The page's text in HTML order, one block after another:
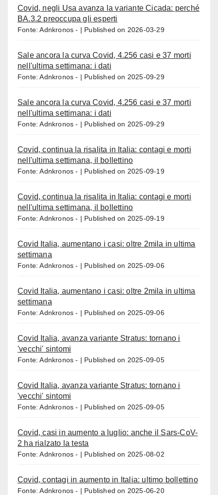
Covid, negli Usa avanza la variante Cicada: perché
BA.3.2 preoccupa gli esperti
Fonte: Adnkronos - Published on 2026-03-29
Sale ancora la curva Covid, 4.256 casi e 37 morti
nell'ultima settimana: i dati
Fonte: Adnkronos - Published on 2025-09-29
Sale ancora la curva Covid, 4.256 casi e 37 morti
nell'ultima settimana: i dati
Fonte: Adnkronos - Published on 2025-09-29
Covid, continua la risalita in Italia: contagi e morti
nell'ultima settimana, il bollettino
Fonte: Adnkronos - Published on 2025-09-19
Covid, continua la risalita in Italia: contagi e morti
nell'ultima settimana, il bollettino
Fonte: Adnkronos - Published on 2025-09-19
Covid Italia, aumentano i casi: oltre 2mila in ultima
settimana
Fonte: Adnkronos - Published on 2025-09-06
Covid Italia, aumentano i casi: oltre 2mila in ultima
settimana
Fonte: Adnkronos - Published on 2025-09-06
Covid Italia, avanza variante Stratus: tornano i
'vecchi' sintomi
Fonte: Adnkronos - Published on 2025-09-05
Covid Italia, avanza variante Stratus: tornano i
'vecchi' sintomi
Fonte: Adnkronos - Published on 2025-09-05
Covid, casi in aumento a luglio: anche il Sars-CoV-
2 ha rialzato la testa
Fonte: Adnkronos - Published on 2025-08-02
Covid, contagi in aumento in Italia: ultimo bollettino
Fonte: Adnkronos - Published on 2025-06-20